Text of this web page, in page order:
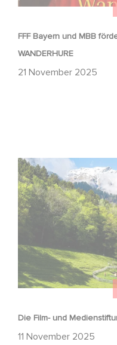
FFF Bayern und MBB
WANDERHURE
21 November 2025
Die Film- und
11 November 2025
Die Film- und